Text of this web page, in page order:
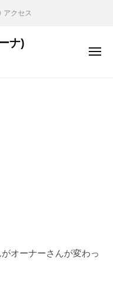
アクセス
ナ)
オーナーさんが変わっ